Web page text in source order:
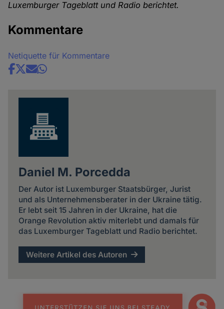
Luxemburger Tageblatt und Radio berichtet.
Kommentare
Netiquette für Kommentare
Share
Daniel M. Porcedda
Der Autor ist Luxemburger Staatsbürger, Jurist
und als Unternehmensberater in der Ukraine tätig.
Er lebt seit 15 Jahren in der Ukraine, hat die
Orange Revolution aktiv miterlebt und damals für
das Luxemburger Tageblatt und Radio berichtet.
Weitere Artikel des Autoren